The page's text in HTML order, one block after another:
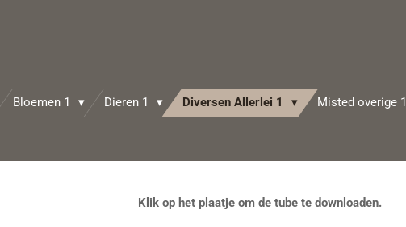
Bloemen 1 Dieren 1 Diversen Allerlei 1 Misted overige 1
Klik op het plaatje om de tube te downloaden.